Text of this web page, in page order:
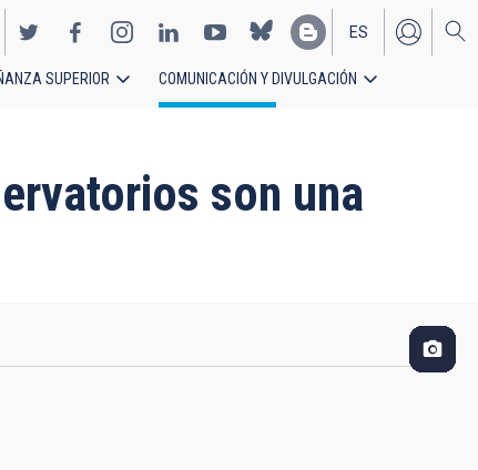
EN
ES
SUPERIOR COMUNICACIÓN Y DIVULGACIÓN
son una